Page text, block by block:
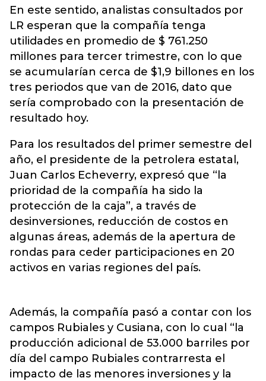
En este sentido, analistas consultados por
LR esperan que la compañía tenga
utilidades en promedio de $ 761.250
millones para tercer trimestre, con lo que
se acumularían cerca de $1,9 billones en los
tres periodos que van de 2016, dato que
sería comprobado con la presentación de
resultado hoy.
Para los resultados del primer semestre del
año, el presidente de la petrolera estatal,
Juan Carlos Echeverry, expresó que “la
prioridad de la compañía ha sido la
protección de la caja”, a través de
desinversiones, reducción de costos en
algunas áreas, además de la apertura de
rondas para ceder participaciones en 20
activos en varias regiones del país.
Además, la compañía pasó a contar con los
campos Rubiales y Cusiana, con lo cual “la
producción adicional de 53.000 barriles por
día del campo Rubiales contrarresta el
impacto de las menores inversiones y la